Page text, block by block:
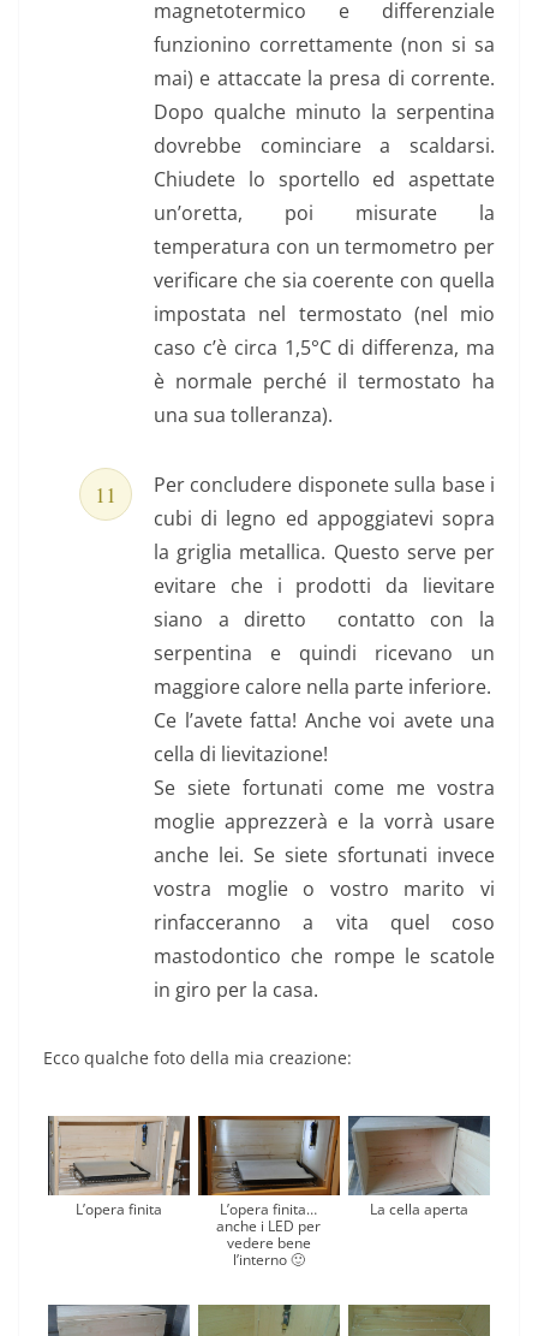
magnetotermico e differenziale
funzionino correttamente (non si sa
mai) e attaccate la presa di corrente.
Dopo qualche minuto la serpentina
dovrebbe cominciare a scaldarsi.
Chiudete lo sportello ed aspettate
un’oretta, poi misurate la
temperatura con un termometro per
verificare che sia coerente con quella
impostata nel termostato (nel mio
caso c’è circa 1,5°C di differenza, ma
è normale perché il termostato ha
una sua tolleranza).
Per concludere disponete sulla base i
cubi di legno ed appoggiatevi sopra
la griglia metallica. Questo serve per
evitare che i prodotti da lievitare
siano a diretto contatto con la
serpentina e quindi ricevano un
maggiore calore nella parte inferiore.
Ce l’avete fatta! Anche voi avete una
cella di lievitazione!
Se siete fortunati come me vostra
moglie apprezzerà e la vorrà usare
anche lei. Se siete sfortunati invece
vostra moglie o vostro marito vi
rinfacceranno a vita quel coso
mastodontico che rompe le scatole
in giro per la casa.
Ecco qualche foto della mia creazione:
L’opera finita
L’opera finita…
anche i LED per
vedere bene
l’interno 🙂
La cella aperta